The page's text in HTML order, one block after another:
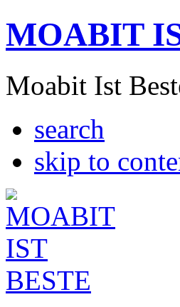
MOABIT
Moabit Ist
search
skip to